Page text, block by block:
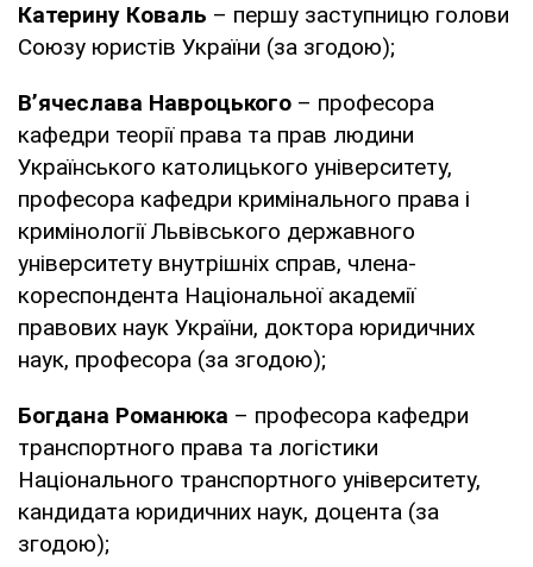
Катерину Коваль – першу заступницю голови
Союзу юристів України (за згодою);
В’ячеслава Навроцького – професора
кафедри теорії права та прав людини
Українського католицького університету,
професора кафедри кримінального права і
кримінології Львівського державного
університету внутрішніх справ, члена-
кореспондента Національної академії
правових наук України, доктора юридичних
наук, професора (за згодою);
Богдана Романюка – професора кафедри
транспортного права та логістики
Національного транспортного університету,
кандидата юридичних наук, доцента (за
згодою);